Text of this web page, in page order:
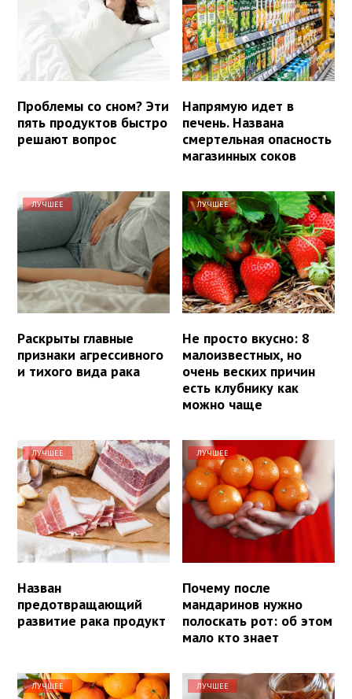
Проблемы со сном? Эти
пять продуктов быстро
решают вопрос
Напрямую идет в
печень. Названа
смертельная опасность
магазинных соков
ЛУЧШЕЕ
Раскрыты главные
признаки агрессивного
и тихого вида рака
ЛУЧШЕЕ
Не просто вкусно: 8
малоизвестных, но
очень веских причин
есть клубнику как
можно чаще
ЛУЧШЕЕ
Назван
предотвращающий
развитие рака продукт
ЛУЧШЕЕ
Почему после
мандаринов нужно
полоскать рот: об этом
мало кто знает
ЛУЧШЕЕ ЛУЧШЕЕ